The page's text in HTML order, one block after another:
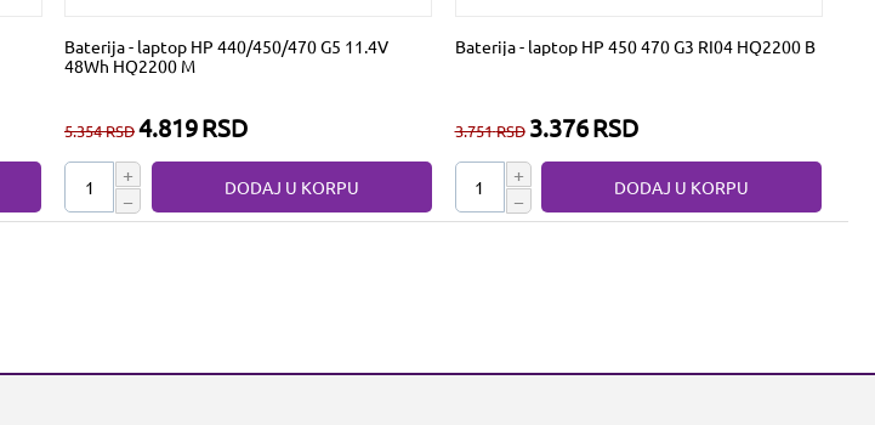
Baterija - laptop HP 440/450/470 G5 11.4V
48Wh HQ2200 M
5.354RSD4.819RSD
+
−
DODAJ U KORPU
Baterija - laptop HP 450 470 G3 RI04 HQ2200 B
3.751RSD 3.376RSD
+
−
DODAJ U KORPU